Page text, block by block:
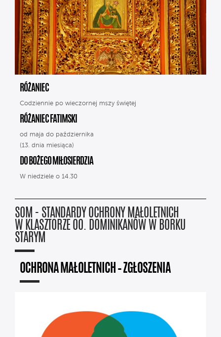
RÓŻANIEC
Codziennie po wieczornej mszy świętej
RÓŻANIEC FATIMSKI
od maja do października
(13. dnia miesiąca)
DO BOŻEGO MIŁOSIERDZIA
W niedziele o 14.30
SOM - STANDARDY OCHRONY MAŁOLETNICH
W KLASZTORZE OO. DOMINIKANÓW W BORKU
STARYM
OCHRONA MAŁOLETNICH – ZGŁOSZENIA